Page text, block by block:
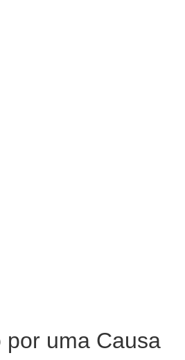
por uma Causa